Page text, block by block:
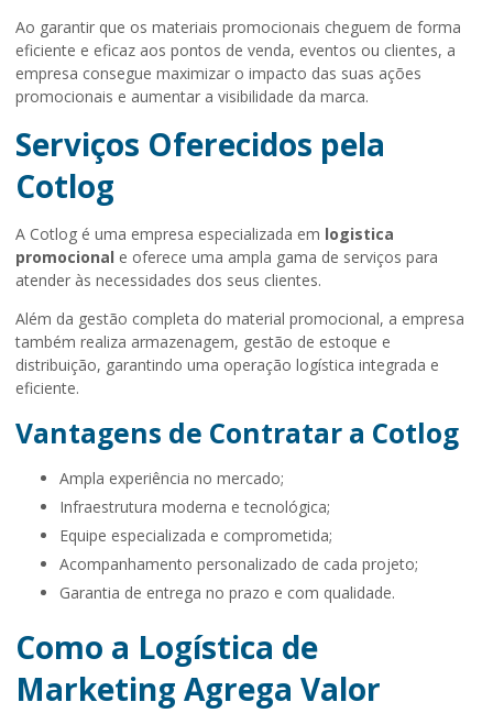
Ao garantir que os materiais promocionais cheguem de forma
eficiente e eficaz aos pontos de venda, eventos ou clientes, a
empresa consegue maximizar o impacto das suas ações
promocionais e aumentar a visibilidade da marca.
Serviços Oferecidos pela
Cotlog
A Cotlog é uma empresa especializada em logistica
promocional e oferece uma ampla gama de serviços para
atender às necessidades dos seus clientes.
Além da gestão completa do material promocional, a empresa
também realiza armazenagem, gestão de estoque e
distribuição, garantindo uma operação logística integrada e
eficiente.
Vantagens de Contratar a Cotlog
Ampla experiência no mercado;
Infraestrutura moderna e tecnológica;
Equipe especializada e comprometida;
Acompanhamento personalizado de cada projeto;
Garantia de entrega no prazo e com qualidade.
Como a Logística de
Marketing Agrega Valor